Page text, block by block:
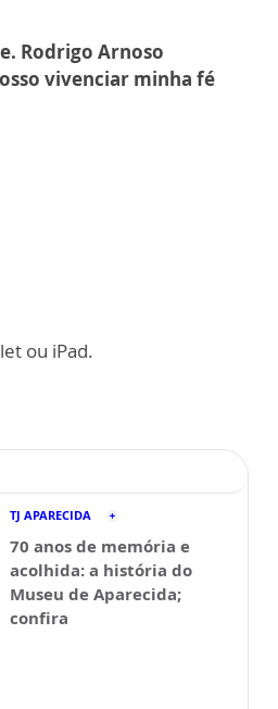
Rodrigo Arnoso
vivenciar minha fé
ou iPad.
TJ APARECIDA
70 anos de memória e
acolhida: a história do
Museu de Aparecida;
confira